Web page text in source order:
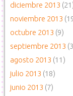
diciembre 2013
noviembre 2013
octubre 2013 (9)
septiembre 2013
agosto 2013 (11)
julio 2013 (18)
junio 2013 (7)